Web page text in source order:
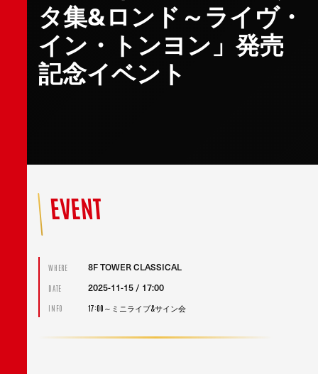
タ集&ロンド～ライヴ・
イン・トンヨン」発売
記念イベント
EVENT
WHERE 8F TOWER CLASSICAL
DATE 2025-11-15 / 17:00
INFO 17:00～ミニライブ&サイン会